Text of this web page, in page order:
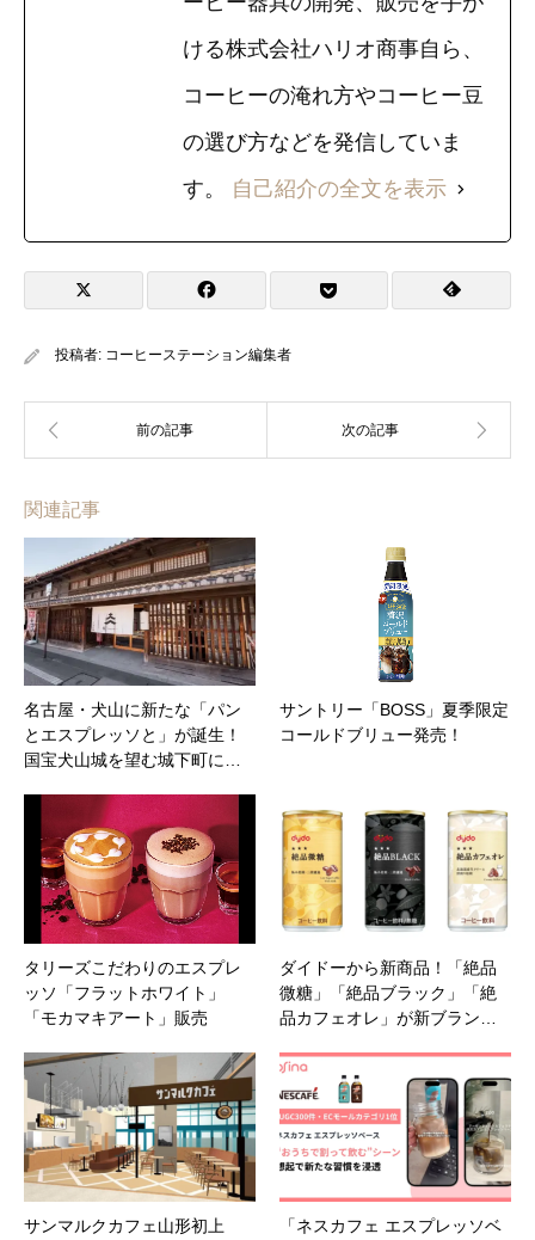
ける株式会社ハリオ商事自ら、
コーヒーの淹れ方やコーヒー豆
の選び方などを発信していま
す。 自己紹介の全文を表示
投稿者: コーヒーステーション編集者
関連記事
名古屋・犬山に新たな「パン
とエスプレッソと」が誕生！
国宝犬山城を望む城下町に…
サントリー「BOSS」夏季限定
コールドブリュー発売！
タリーズこだわりのエスプレ
ッソ「フラットホワイト」
「モカマキアート」販売
ダイドーから新商品！「絶品
微糖」「絶品ブラック」「絶
品カフェオレ」が新ブラン…
サンマルクカフェ山形初上
「ネスカフェ エスプレッソベ